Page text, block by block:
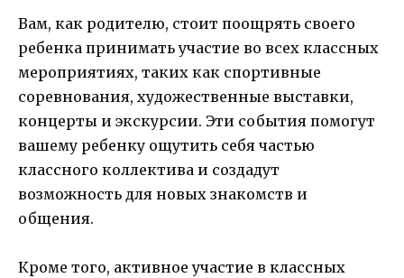
Вам, как родителю, стоит поощрять своего
ребенка принимать участие во всех классных
мероприятиях, таких как спортивные
соревнования, художественные выставки,
концерты и экскурсии. Эти события помогут
вашему ребенку ощутить себя частью
классного коллектива и создадут
возможность для новых знакомств и
общения.
Кроме того, активное участие в классных